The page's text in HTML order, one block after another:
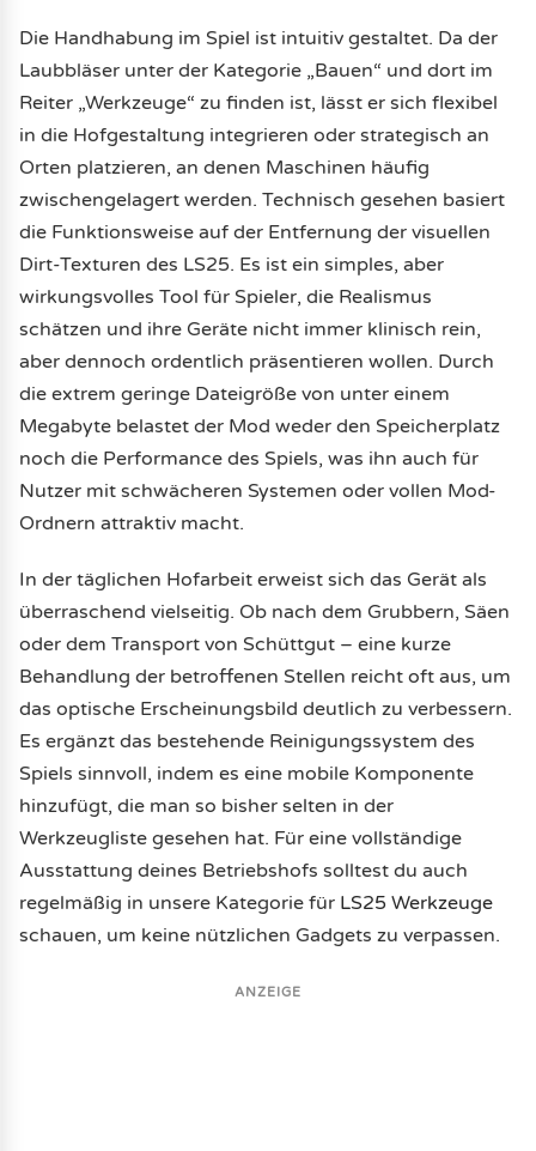
Die Handhabung im Spiel ist intuitiv gestaltet. Da der
Laubbläser unter der Kategorie „Bauen“ und dort im
Reiter „Werkzeuge“ zu finden ist, lässt er sich flexibel
in die Hofgestaltung integrieren oder strategisch an
Orten platzieren, an denen Maschinen häufig
zwischengelagert werden. Technisch gesehen basiert
die Funktionsweise auf der Entfernung der visuellen
Dirt-Texturen des LS25. Es ist ein simples, aber
wirkungsvolles Tool für Spieler, die Realismus
schätzen und ihre Geräte nicht immer klinisch rein,
aber dennoch ordentlich präsentieren wollen. Durch
die extrem geringe Dateigröße von unter einem
Megabyte belastet der Mod weder den Speicherplatz
noch die Performance des Spiels, was ihn auch für
Nutzer mit schwächeren Systemen oder vollen Mod-
Ordnern attraktiv macht.
In der täglichen Hofarbeit erweist sich das Gerät als
überraschend vielseitig. Ob nach dem Grubbern, Säen
oder dem Transport von Schüttgut – eine kurze
Behandlung der betroffenen Stellen reicht oft aus, um
das optische Erscheinungsbild deutlich zu verbessern.
Es ergänzt das bestehende Reinigungssystem des
Spiels sinnvoll, indem es eine mobile Komponente
hinzufügt, die man so bisher selten in der
Werkzeugliste gesehen hat. Für eine vollständige
Ausstattung deines Betriebshofs solltest du auch
regelmäßig in unsere Kategorie für LS25 Werkzeuge
schauen, um keine nützlichen Gadgets zu verpassen.
ANZEIGE